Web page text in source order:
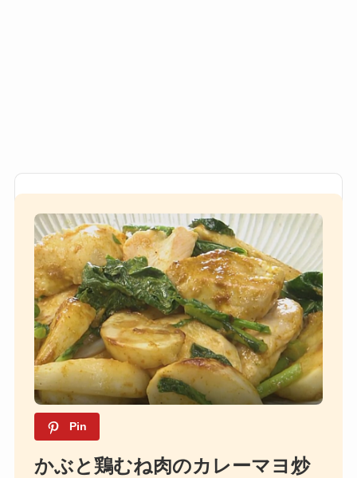
Pin
かぶと鶏むね肉のカレーマヨ炒